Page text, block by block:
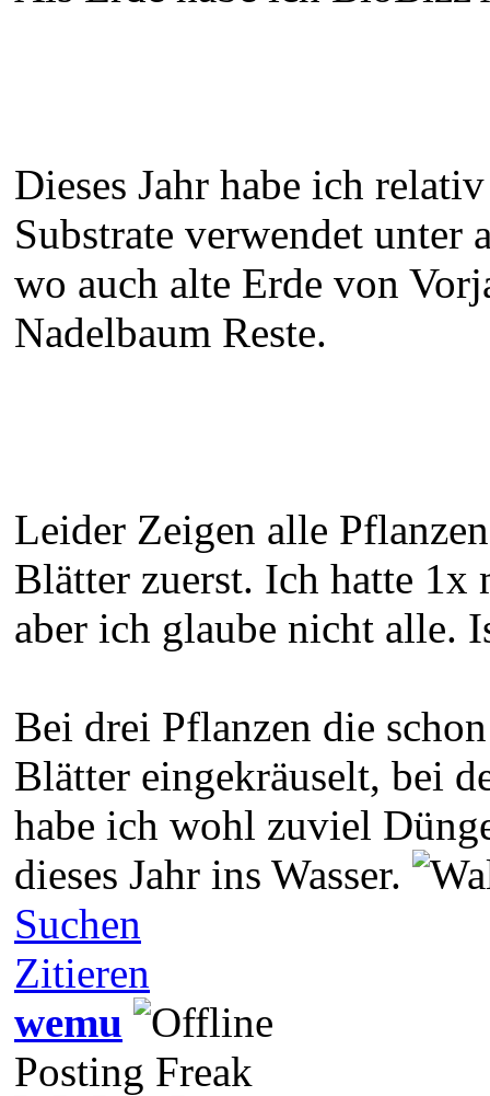
Dieses Jahr habe ich
Substrate verwendet unter
wo auch alte Erde von
Nadelbaum Reste.
Leider Zeigen alle
Blätter zuerst. Ich hatte 1x
aber ich glaube nicht alle.
Bei drei Pflanzen die
Blätter eingekräuselt, bei
habe ich wohl zuviel
dieses Jahr ins Wasser.
Suchen
Zitieren
wemu
Posting Freak